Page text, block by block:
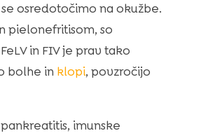
osredotočimo na okužbe.
pielonefritisom, so
in FIV je prav tako
bolhe in klopi, povzročijo
imunske